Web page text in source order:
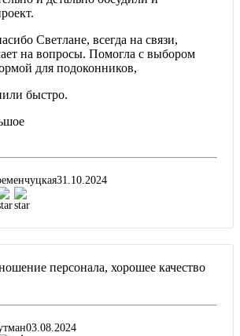
Светлане, всегда на связи,
на вопросы. Помогла с выбором
для подоконников,
быстро.
31.10.2024
персонала, хорошее качество
03.08.2024